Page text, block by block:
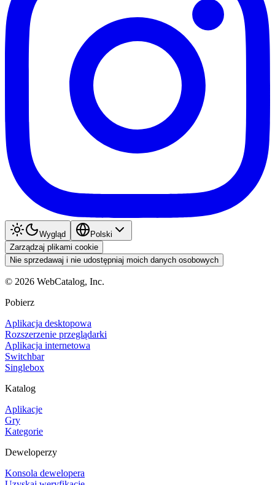
Wygląd
Polski
Zarządzaj plikami cookie
Nie sprzedawaj i nie udostępniaj moich danych osobowych
© 2026 WebCatalog, Inc.
Pobierz
Aplikacja desktopowa
Rozszerzenie przeglądarki
Aplikacja internetowa
Switchbar
Singlebox
Katalog
Aplikacje
Gry
Kategorie
Deweloperzy
Konsola dewelopera